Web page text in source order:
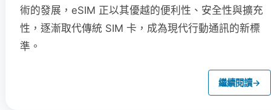
術的發展，eSIM 正以其優越的便利性、安全性與擴充
性，逐漸取代傳統 SIM 卡，成為現代行動通訊的新標
準。
繼續閱讀→